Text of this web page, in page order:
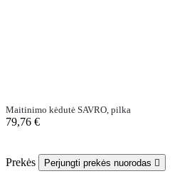
Maitinimo kėdutė SAVRO, pilka
79,76 €
Prekės Perjungti prekės nuorodas 